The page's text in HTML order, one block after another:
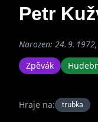
Petr
Narozen: 24. 9.
Zpěvák
Hraje na: trubka